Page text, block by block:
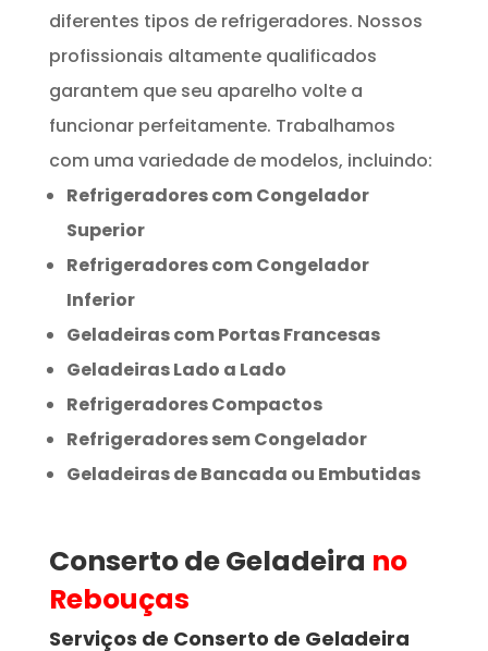
diferentes tipos de refrigeradores. Nossos
profissionais altamente qualificados
garantem que seu aparelho volte a
funcionar perfeitamente. Trabalhamos
com uma variedade de modelos, incluindo:
Refrigeradores com Congelador
Superior
Refrigeradores com Congelador
Inferior
Geladeiras com Portas Francesas
Geladeiras Lado a Lado
Refrigeradores Compactos
Refrigeradores sem Congelador
Geladeiras de Bancada ou Embutidas
Conserto de Geladeira no
Rebouças
Serviços de Conserto de Geladeira